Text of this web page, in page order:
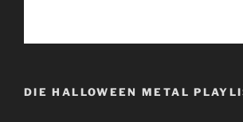
DIE HALLOWEEN METAL